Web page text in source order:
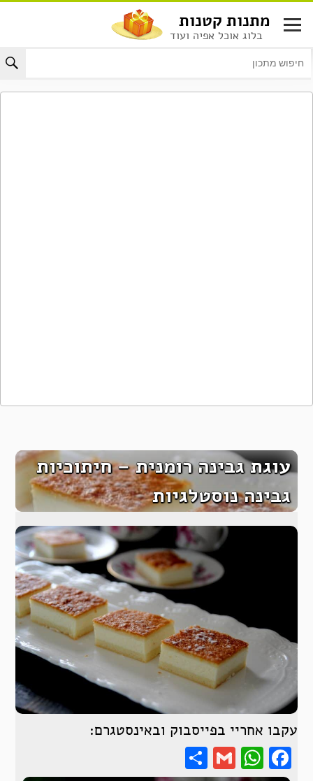
לתוכן
מתנות קטנות
בלוג אוכל אפיה ועוד
עוגת גבינה רומנית – חיתוכיות
גבינה נוסטלגיות
עקבו אחריי בפייסבוק ובאינסטגרם:
Facebook
WhatsApp
Gmail